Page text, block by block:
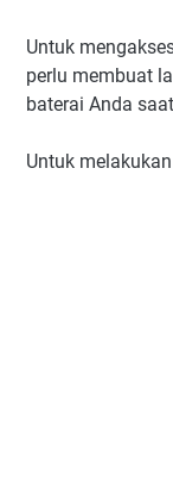
Untuk
perlu membuat
baterai Anda
Untuk